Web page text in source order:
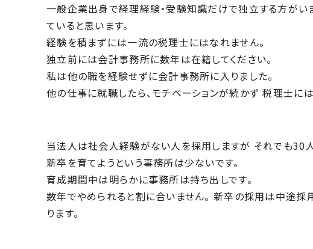
一般企業出身で経理経験・受験知識だけで独立する方が
ていると思います。
経験を積まずには一流の税理士にはなれません。
独立前には会計事務所に数年は在籍してください。
私は他の職を経験せずに会計事務所に入りました。
他の仕事に就職したら、モチベーションが続かず 税理士に
当法人は社会人経験がない人を採用しますが それでも30
新卒を育てようという事務所は少ないです。
育成期間中は明らかに事務所は持ち出しです。
数年でやめられると割に合いません。 新卒の採用は中途
ります。